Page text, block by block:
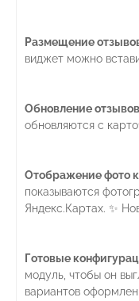
Размещение
виджет можно
Обновление отзывов
обновляются с
Отображение фото
показываются
Яндекс.Картах. ✨
Готовые
модуль, чтобы он
вариантов